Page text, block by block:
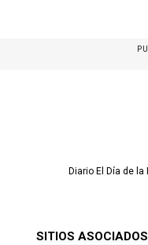
Diario El Día de
SITIOS ASOCIADOS